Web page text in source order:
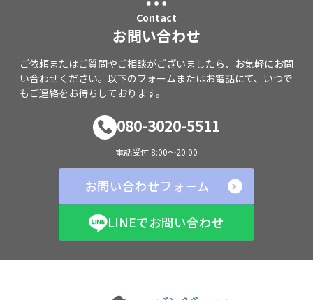
Contact
お問い合わせ
ご依頼またはご質問やご相談がございましたら、お気軽にお問
い合わせください。以下のフォームまたはお電話にて、いつで
もご連絡をお待ちしております。
080-3020-5511
電話受付 8:00～20:00
お問い合わせフォーム
LINEでお問い合わせ